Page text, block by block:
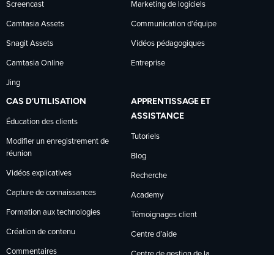
Screencast
Camtasia Assets
Snagit Assets
Camtasia Online
Jing
Marketing de logiciels
Communication d’équipe
Vidéos pédagogiques
Entreprise
CAS D’UTILISATION
Éducation des clients
Modifier un enregistrement de
réunion
Vidéos explicatives
Capture de connaissances
Formation aux technologies
Création de contenu
Commentaires
APPRENTISSAGE ET
ASSISTANCE
Tutoriels
Blog
Recherche
Academy
Témoignages client
Centre d’aide